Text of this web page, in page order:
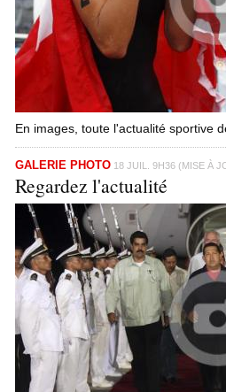
En images, toute l'actualité sportive
GALERIE PHOTO 18 JUIL. 9H36 (MISE À
Regardez l'actualité